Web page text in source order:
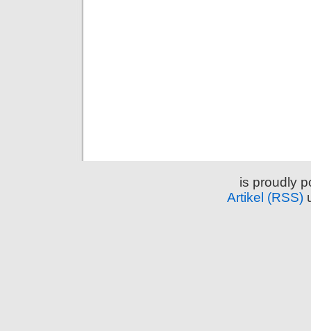
is proudly
Artikel (RSS)